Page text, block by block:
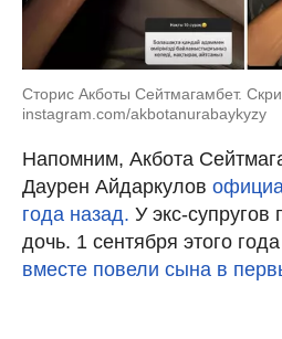
Сторис Акботы Сейтмагамбет.
instagram.com/akbotanurabaykyzy
Напомним, Акбота
Даурен Айдаркулов
года назад. У экс-
дочь. 1 сентября этого
вместе повели сына в